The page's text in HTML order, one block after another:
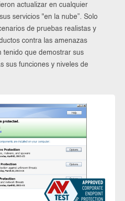
actualizar en cualquier
servicios "en la nube”. Solo
de pruebas realistas y
contra las amenazas
tenido que demostrar sus
sus funciones y niveles de